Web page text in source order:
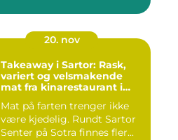
20. nov
Takeaway i Sartor: Rask,
variert og velsmakende
mat fra kinarestaurant i
Mat på farten trenger ikke
være kjedelig. Rundt Sartor
Senter på Sotra finnes fler...